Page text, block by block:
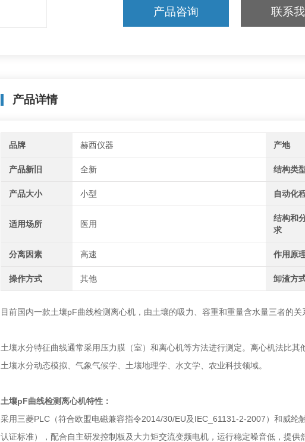
产品咨询 联系
产品详情
品牌 赫西仪器 产地
产品新旧 全新 结构类
产品大小 小型 自动化
适用场所 医用
结构和
求
分离因素 高速 作用原
操作方式 其他 卸渣方
目前国内一款土壤pF曲线检测离心机，由土壤的吸力、容重和重量含水量三者的
土壤水分特征曲线通常采用压力膜（室）和离心机等方法进行测定。离心机法比
土壤水分动态模拟、气象气候学、土壤地理学、水文学、农业科技领域。
土壤pF曲线检测离心机特性：
采用三菱PLC（符合欧盟电磁兼容指令2014/30/EU及IEC_61131-2-2007）和威纶
认证标准），配合自主研发控制板及大力矩交流变频电机，运行稳定噪音低，提供